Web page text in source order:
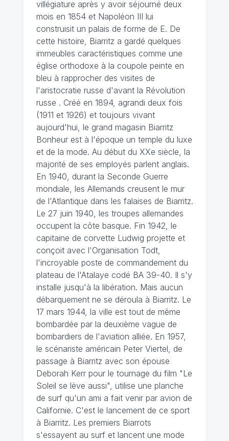
villégiature après y avoir séjourné deux
mois en 1854 et Napoléon III lui
construisit un palais de forme de E. De
cette histoire, Biarritz a gardé quelques
immeubles caractéristiques comme une
église orthodoxe à la coupole peinte en
bleu à rapprocher des visites de
l'aristocratie russe d'avant la Révolution
russe . Créé en 1894, agrandi deux fois
(1911 et 1926) et toujours vivant
aujourd'hui, le grand magasin Biarritz
Bonheur est à l'époque un temple du luxe
et de la mode. Au début du XXe siècle, la
majorité de ses employés parlent anglais.
En 1940, durant la Seconde Guerre
mondiale, les Allemands creusent le mur
de l'Atlantique dans les falaises de Biarritz.
Le 27 juin 1940, les troupes allemandes
occupent la côte basque. Fin 1942, le
capitaine de corvette Ludwig projette et
conçoit avec l'Organisation Todt,
l'incroyable poste de commandement du
plateau de l'Atalaye codé BA 39-40. Il s'y
installe jusqu'à la libération. Mais aucun
débarquement ne se déroula à Biarritz. Le
17 mars 1944, la ville est tout de même
bombardée par la deuxième vague de
bombardiers de l'aviation alliée. En 1957,
le scénariste américain Peter Viertel, de
passage à Biarritz avec son épouse
Deborah Kerr pour le tournage du film "Le
Soleil se lève aussi", utilise une planche
de surf qu'un ami a fait venir par avion de
Californie. C'est le lancement de ce sport
à Biarritz. Les premiers Biarrots
s'essayent au surf et lancent une mode